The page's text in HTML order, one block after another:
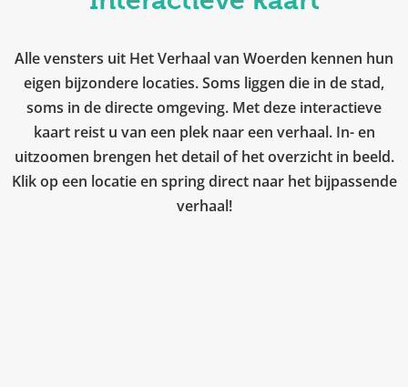
Alle vensters uit Het Verhaal van Woerden kennen hun
eigen bijzondere locaties. Soms liggen die in de stad,
soms in de directe omgeving. Met deze interactieve
kaart reist u van een plek naar een verhaal. In- en
uitzoomen brengen het detail of het overzicht in beeld.
Klik op een locatie en spring direct naar het bijpassende
verhaal!